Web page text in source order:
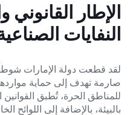
الإطار القانوني
النفايات
لقد قطعت دولة الإمارات
صارمة تهدف إلى حماية
للمناطق الحرة، تُطبق القوانين
بالبيئة، بالإضافة إلى